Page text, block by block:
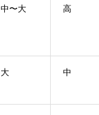
中〜大 高
大 中